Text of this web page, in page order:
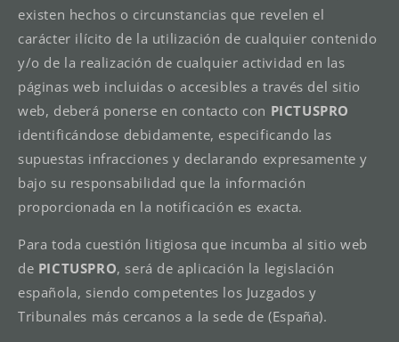
existen hechos o circunstancias que revelen el
carácter ilícito de la utilización de cualquier contenido
y/o de la realización de cualquier actividad en las
páginas web incluidas o accesibles a través del sitio
web, deberá ponerse en contacto con PICTUSPRO
identificándose debidamente, especificando las
supuestas infracciones y declarando expresamente y
bajo su responsabilidad que la información
proporcionada en la notificación es exacta.
Para toda cuestión litigiosa que incumba al sitio web
de PICTUSPRO, será de aplicación la legislación
española, siendo competentes los Juzgados y
Tribunales más cercanos a la sede de (España).